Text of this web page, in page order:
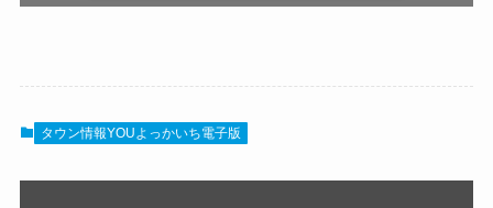
タウン情報YOUよっかいち電子版